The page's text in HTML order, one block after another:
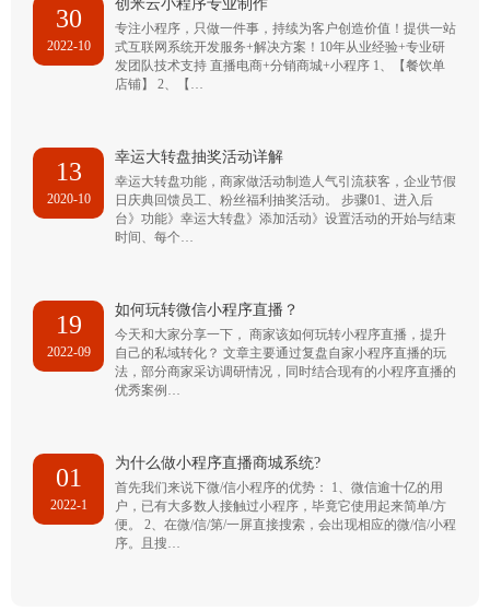
30
2022-10
创米云小程序专业制作
专注小程序，只做一件事，持续为客户创造价值！提供一站
式互联网系统开发服务+解决方案！10年从业经验+专业研
发团队技术支持 直播电商+分销商城+小程序 1、【餐饮单
店铺】 2、【…
13
2020-10
幸运大转盘抽奖活动详解
幸运大转盘功能，商家做活动制造人气引流获客，企业节假
日庆典回馈员工、粉丝福利抽奖活动。 步骤01、进入后
台》功能》幸运大转盘》添加活动》设置活动的开始与结束
时间、每个…
19
2022-09
如何玩转微信小程序直播？
今天和大家分享一下， 商家该如何玩转小程序直播，提升
自己的私域转化？ 文章主要通过复盘自家小程序直播的玩
法，部分商家采访调研情况，同时结合现有的小程序直播的
优秀案例…
01
2022-1
为什么做小程序直播商城系统?
首先我们来说下微/信小程序的优势： 1、微信逾十亿的用
户，已有大多数人接触过小程序，毕竟它使用起来简单/方
便。 2、在微/信/第/一屏直接搜索，会出现相应的微/信/小程
序。且搜…